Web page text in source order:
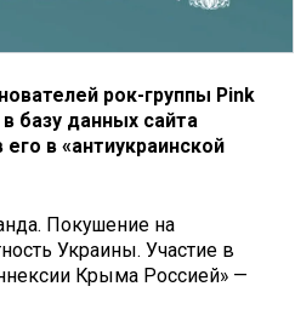
рок-группы Pink
базу данных сайта
в «антиукраинской
Покушение на
Украины. Участие в
Крыма Россией» —